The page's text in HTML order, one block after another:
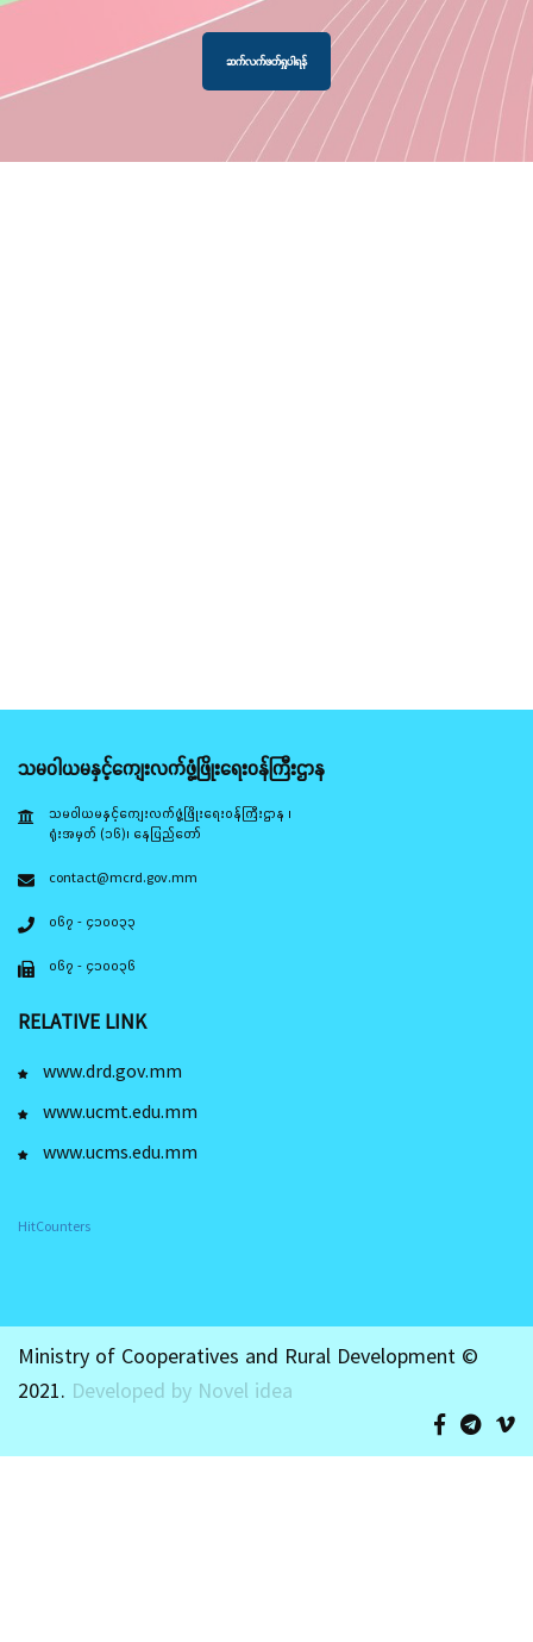
ဆက်လက်ဖတ်ရှုပါရန်
သမဝါယမနှင့်ကျေးလက်ဖွံ့ဖြိုးရေးဝန်ကြီးဌာန
သမဝါယမနှင့်ကျေးလက်ဖွံ့ဖြိုးရေးဝန်ကြီးဌာန ၊
ရုံးအမှတ် (၁၆)၊ နေပြည်တော်
contact@mcrd.gov.mm
၀၆၇ - ၄၁၀၀၃၃
၀၆၇ - ၄၁၀၀၃၆
RELATIVE LINK
www.drd.gov.mm
www.ucmt.edu.mm
www.ucms.edu.mm
HitCounters
Ministry of Cooperatives and Rural Development ©
2021. Developed by Novel idea